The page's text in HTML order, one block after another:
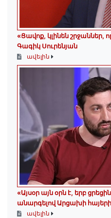
«Ցավոք, կլինեն շրջաններ,
Գագիկ Սուրենյան
ավելին
«Այսօր այն օրն է, երբ
անարգելով Արցախի
ավելին